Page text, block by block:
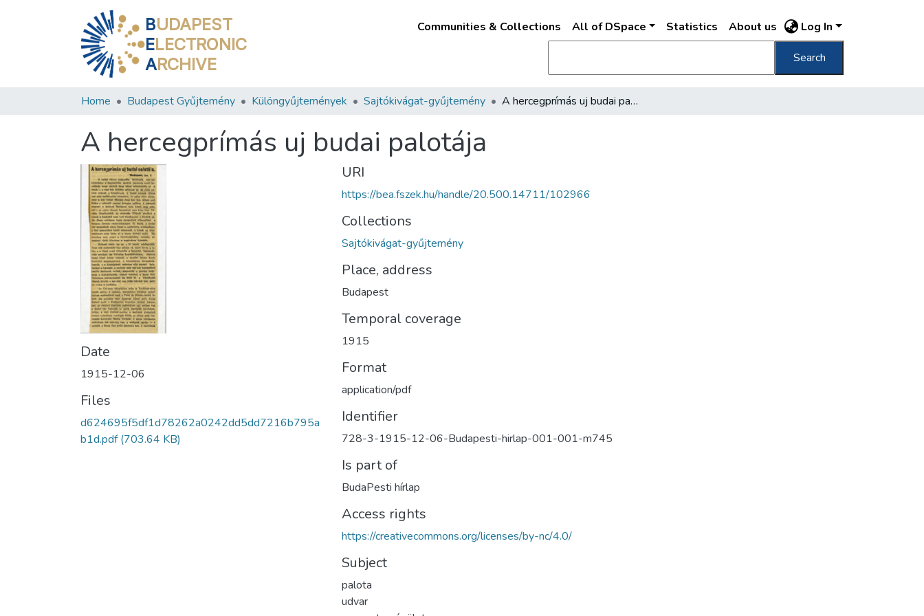
BUDAPEST
ELECTRONIC
ARCHIVE
Communities & Collections All of DSpace Statistics About us Log In
Search
Home Budapest Gyűjtemény Különgyűjtemények Sajtókivágat-gyűjtemény A hercegprímás uj budai palotája
A hercegprímás uj budai palotája
Date
1915-12-06
Files
d624695f5df1d78262a0242dd5dd7216b795a
b1d.pdf(703.64 KB)
URI
https://bea.fszek.hu/handle/20.500.14711/102966
Collections
Sajtókivágat-gyűjtemény
Place, address
Budapest
Temporal coverage
1915
Format
application/pdf
Identifier
728-3-1915-12-06-Budapesti-hirlap-001-001-m745
Is part of
BudaPesti hírlap
Access rights
https://creativecommons.org/licenses/by-nc/4.0/
Subject
palota
udvar